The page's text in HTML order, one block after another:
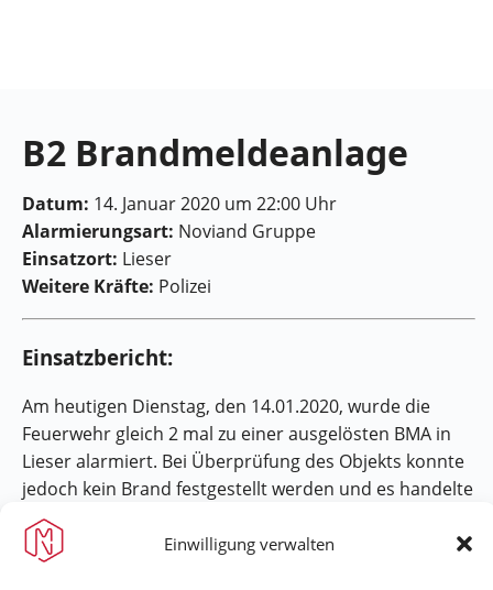
Einwilligung verwalten
B2 Brandmeldeanlage
Datum: 14. Januar 2020 um 22:00 Uhr
Alarmierungsart: Noviand Gruppe
Einsatzort: Lieser
Weitere Kräfte: Polizei
Einsatzbericht:
Am heutigen Dienstag, den 14.01.2020, wurde die
Feuerwehr gleich 2 mal zu einer ausgelösten BMA in
Lieser alarmiert. Bei Überprüfung des Objekts konnte
jedoch kein Brand festgestellt werden und es handelte
sich um einen Fehlalarm.
Im Einsatz waren die Feuerwehren aus Lieser und